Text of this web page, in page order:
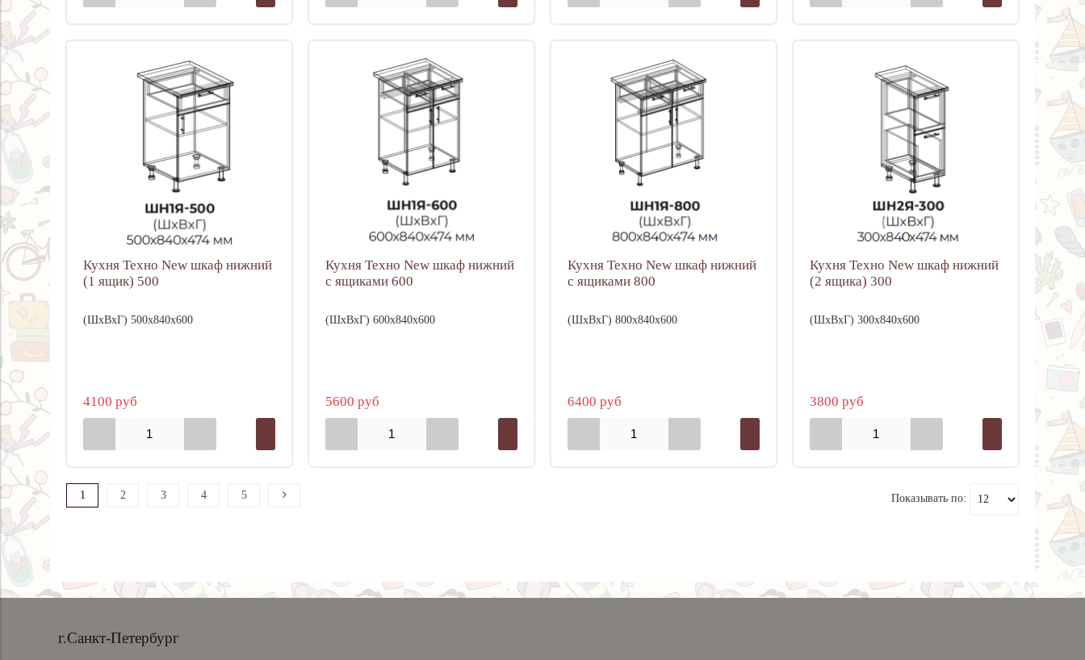
Кухня Техно New шкаф нижний
(1 ящик) 500
(ШхВхГ) 500х840х600
4100 руб
Кухня Техно New шкаф нижний
с ящиками 600
(ШхВхГ) 600х840х600
5600 руб
Кухня Техно New шкаф нижний
с ящиками 800
(ШхВхГ) 800х840х600
6400 руб
Кухня Техно New шкаф нижний
(2 ящика) 300
(ШхВхГ) 300х840х600
3800 руб
1 2 3 4 5 Показывать по:
г.Санкт-Петербург